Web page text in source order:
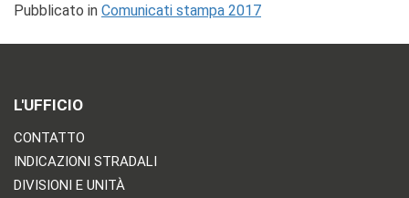
Pubblicato in Comunicati stampa 2017
L'UFFICIO
CONTATTO
INDICAZIONI STRADALI
DIVISIONI E UNITÀ